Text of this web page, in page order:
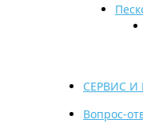
СЕРВИС
Вопрос-